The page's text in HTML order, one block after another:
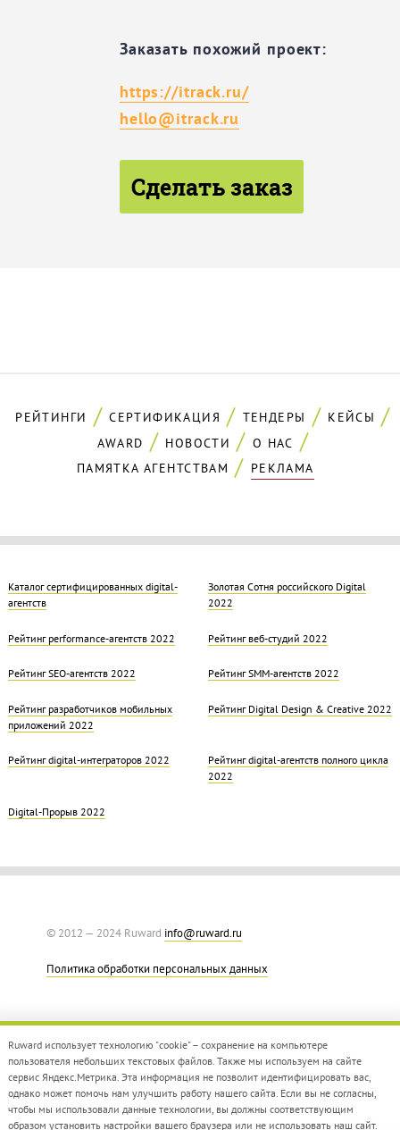
Заказать похожий проект:
https://itrack.ru/
hello@itrack.ru
Сделать заказ
РЕЙТИНГИ СЕРТИФИКАЦИЯ ТЕНДЕРЫ
КЕЙСЫ
AWARD
НОВОСТИ
О НАС
ПАМЯТКА АГЕНТСТВАМ
РЕКЛАМА
Каталог сертифицированных digital-
агентств
Золотая Cотня российского Digital
2022
Рейтинг performance-агентств 2022 Рейтинг веб-студий 2022
Рейтинг SEO-агентств 2022 Рейтинг SMM-агентств 2022
Рейтинг разработчиков мобильных
приложений 2022
Рейтинг Digital Design & Creative 2022
Рейтинг digital-интеграторов 2022
Рейтинг digital-агентств полного цикла
2022
Digital-Прорыв 2022
© 2012 — 2024 Ruward info@ruward.ru
Политика обработки персональных данных
Дизайн –Red Collar
Создание сайта –Integrate
Ruward использует технологию "cookie" – сохранение на компьютере
пользователя небольших текстовых файлов. Также мы используем на сайте
сервис Яндекс.Метрика. Эта информация не позволит идентифицировать вас,
однако может помочь нам улучшить работу нашего сайта. Если вы не согласны,
чтобы мы использовали данные технологии, вы должны соответствующим
образом установить настройки вашего браузера или не использовать наш сайт.